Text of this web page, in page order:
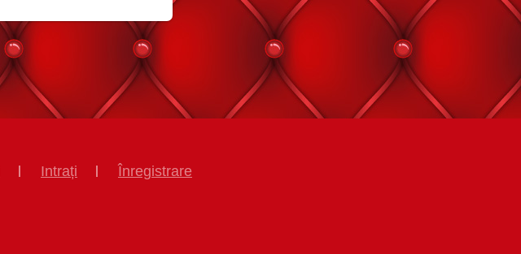
Intrați Înregistrare